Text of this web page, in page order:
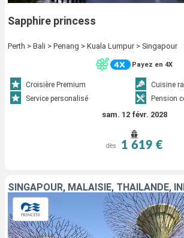
Sapphire princess
Perth > Bali > Penang > Kuala Lumpur > Singapour
Payez en 4X
Croisière Premium
Cuisine
Service personalisé
Pension
sam. 12 févr. 2028
dès 1 619 €